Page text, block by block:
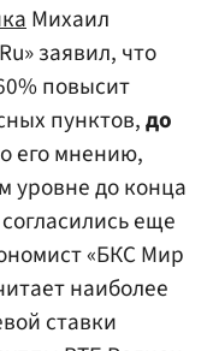
Михаил
заявил, что
повысит
пунктов,до
его мнению,
уровне до конца
еще
«БКС Мир
наиболее
ставки